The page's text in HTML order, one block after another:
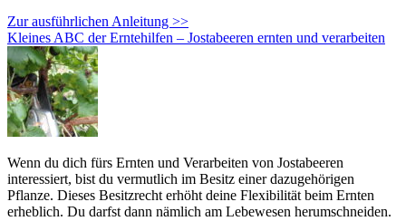
Zur ausführlichen Anleitung >>
Kleines ABC der Erntehilfen – Jostabeeren ernten und verarbeiten
Wenn du dich fürs Ernten und Verarbeiten von Jostabeeren
interessiert, bist du vermutlich im Besitz einer dazugehörigen
Pflanze. Dieses Besitzrecht erhöht deine Flexibilität beim Ernten
erheblich. Du darfst dann nämlich am Lebewesen herumschneiden.